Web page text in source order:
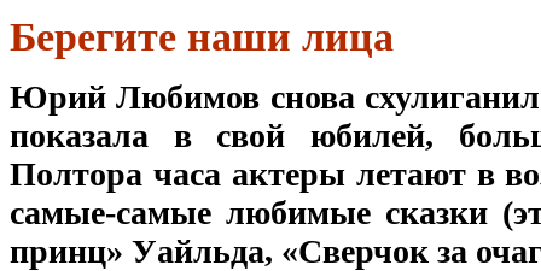
Берегите наши лица
Юрий Любимов снова
показала в свой юбилей,
Полтора часа актеры летают в
самые-самые любимые сказки
принц» Уайльда, «Сверчок за